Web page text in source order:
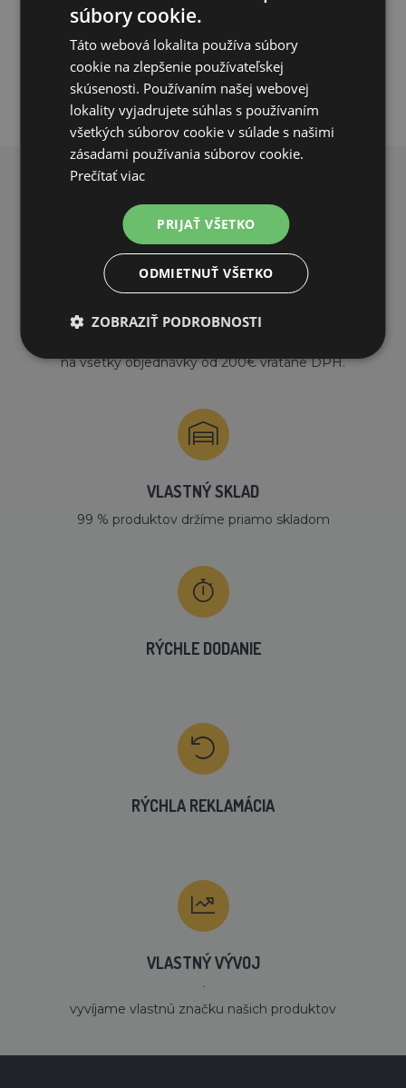
PRIDAŤ DO KOŠÍKA
PREČO NAKUPOVAŤ U NÁS?
na všetky objednávky od 200€ vrátane DPH.
VLASTNÝ SKLAD
99 % produktov držíme priamo skladom
RÝCHLE DODANIE
RÝCHLA REKLAMÁCIA
VLASTNÝ VÝVOJ
´
vyvíjame vlastnú značku našich produktov
súbory cookie.
Táto webová lokalita používa súbory
cookie na zlepšenie používateľskej
skúsenosti. Používaním našej webovej
lokality vyjadrujete súhlas s používaním
všetkých súborov cookie v súlade s našimi
zásadami používania súborov cookie.
Prečítať viac
PRIJAŤ VŠETKO
ODMIETNUŤ VŠETKO
ZOBRAZIŤ PODROBNOSTI